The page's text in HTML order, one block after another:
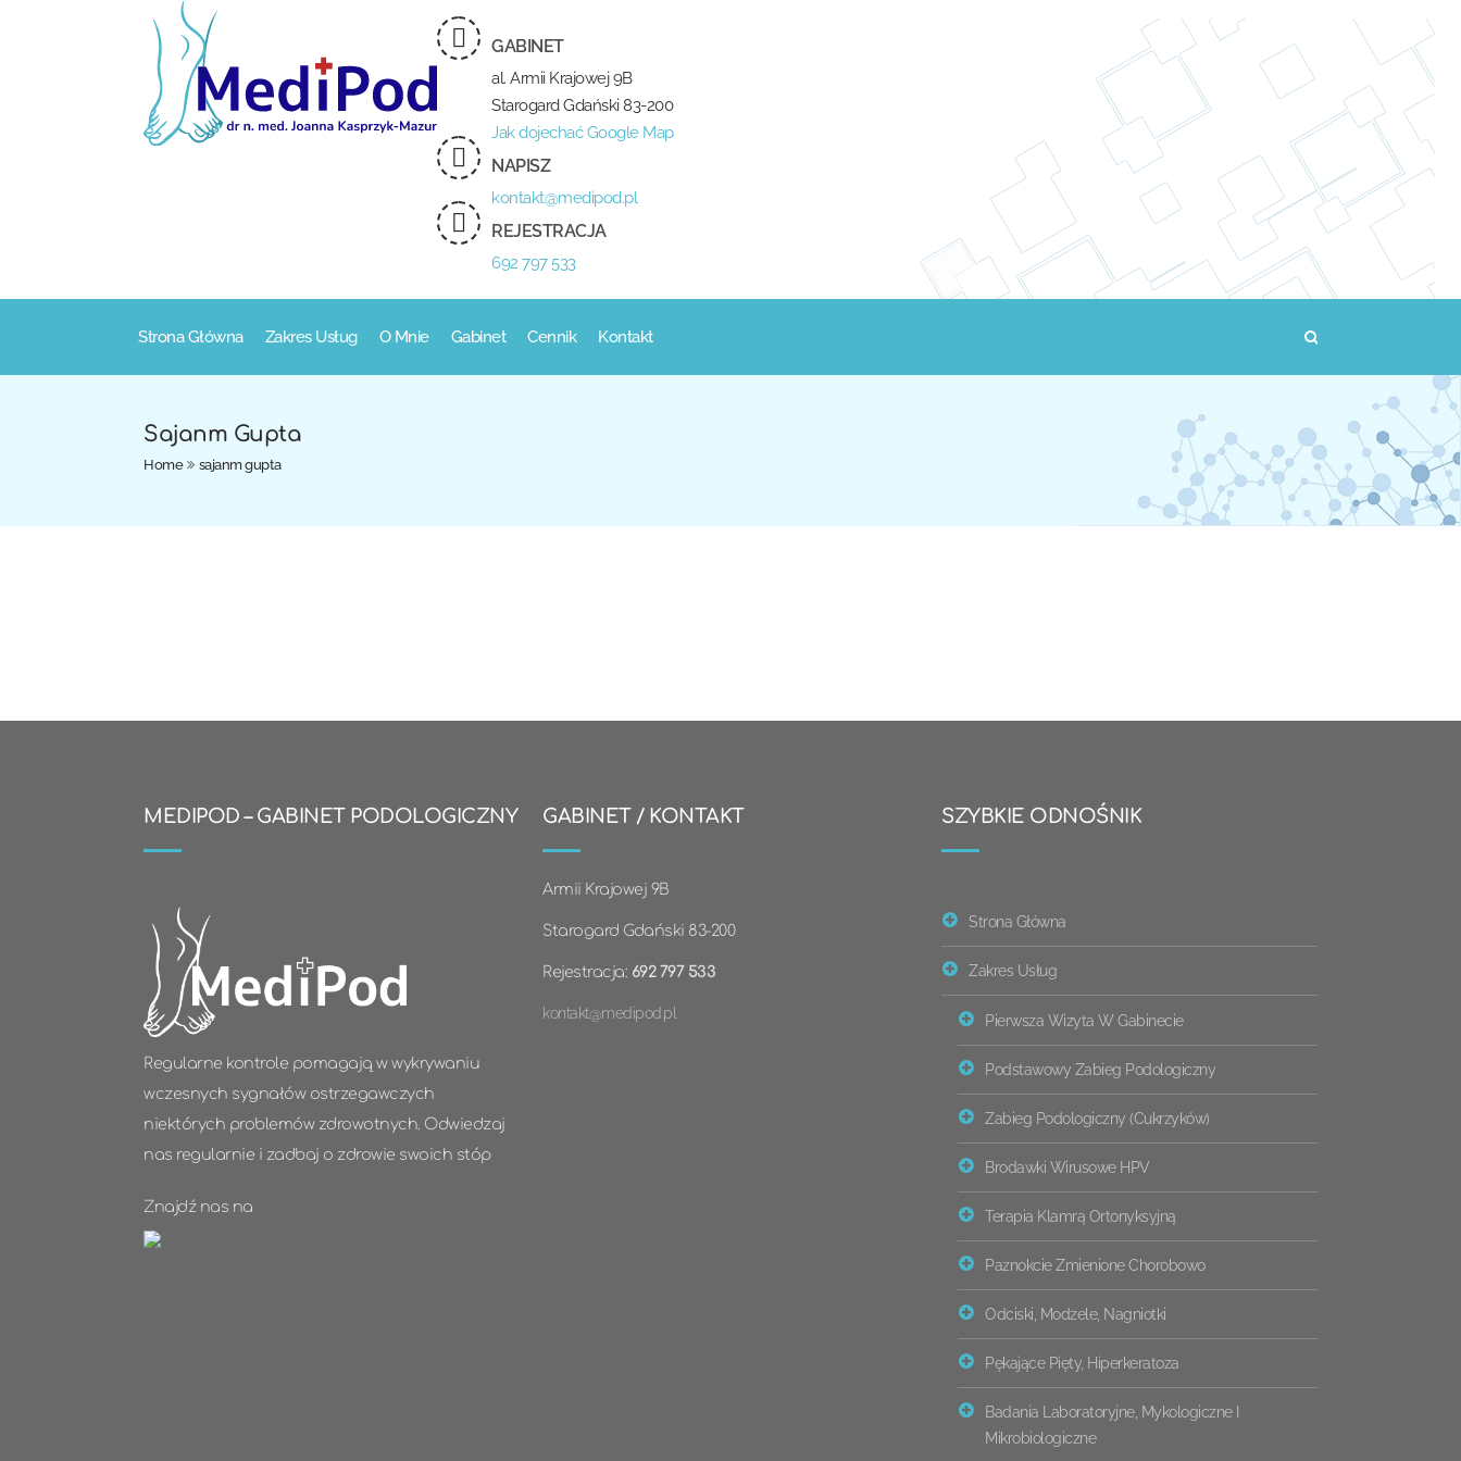
GABINET
al. Armii Krajowej 9B
Starogard Gdański 83-200
Jak dojechać Google Map
NAPISZ
kontakt@medipod.pl
REJESTRACJA
692 797 533
Strona Główna Zakres Usług O Mnie Gabinet Cennik Kontakt
Sajanm Gupta
Home sajanm gupta
MEDIPOD – GABINET PODOLOGICZNY
Regularne kontrole pomagają w wykrywaniu
wczesnych sygnałów ostrzegawczych
niektórych problemów zdrowotnych. Odwiedzaj
nas regularnie i zadbaj o zdrowie swoich stóp
Znajdź nas na
GABINET / KONTAKT
Armii Krajowej 9B
Starogard Gdański 83-200
Rejestracja: 692 797 533
kontakt@medipod.pl
SZYBKIE ODNOŚNIK
Strona Główna
Zakres Usług
Pierwsza Wizyta W Gabinecie
Podstawowy Zabieg Podologiczny
Zabieg Podologiczny (cukrzyków)
Brodawki Wirusowe HPV
Terapia Klamrą Ortonyksyjną
Paznokcie Zmienione Chorobowo
Odciski, Modzele, Nagniotki
Pękające Pięty, Hiperkeratoza
Badania Laboratoryjne, Mykologiczne I
Mikrobiologiczne